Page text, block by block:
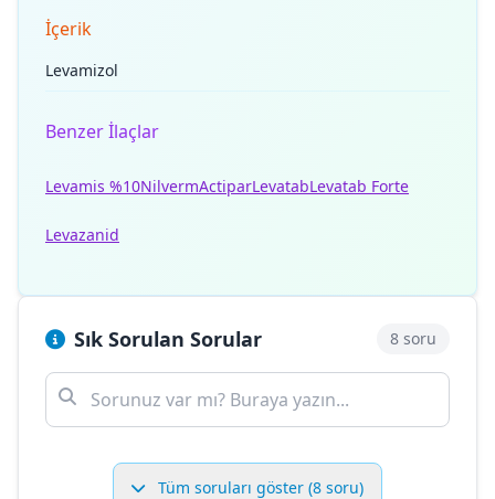
İçerik
Levamizol
Benzer İlaçlar
Levamis %10NilvermActiparLevatabLevatab Forte
Levazanid
Sık Sorulan Sorular 8 soru
Tüm soruları göster (8 soru)